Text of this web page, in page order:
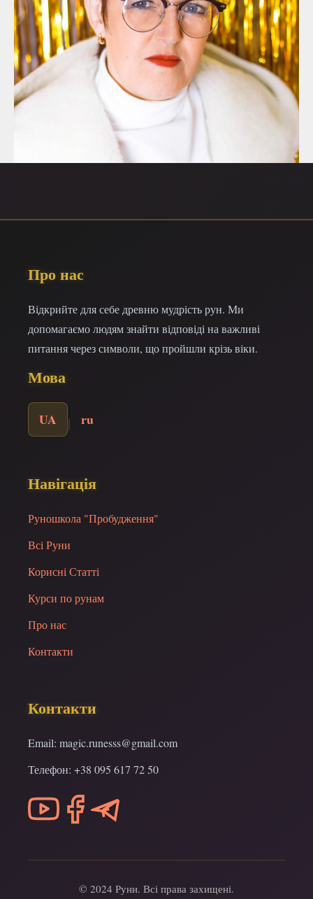
Про нас
Відкрийте для себе древню мудрість рун. Ми
допомагаємо людям знайти відповіді на важливі
питання через символи, що пройшли крізь віки.
Мова
UA | ru
Навігація
Руношкола "Пробудження"
Всі Руни
Корисні Статті
Курси по рунам
Про нас
Контакти
Контакти
Email: magic.runesss@gmail.com
Телефон: +38 095 617 72 50
© 2024 Руни. Всі права захищені.